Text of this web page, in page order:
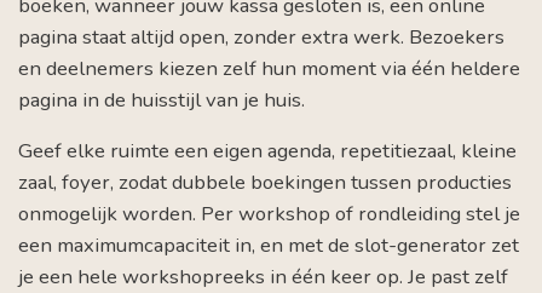
boeken, wanneer jouw kassa gesloten is, een online
pagina staat altijd open, zonder extra werk. Bezoekers
en deelnemers kiezen zelf hun moment via één heldere
pagina in de huisstijl van je huis.
Geef elke ruimte een eigen agenda, repetitiezaal, kleine
zaal, foyer, zodat dubbele boekingen tussen producties
onmogelijk worden. Per workshop of rondleiding stel je
een maximumcapaciteit in, en met de slot-generator zet
je een hele workshopreeks in één keer op. Je past zelf